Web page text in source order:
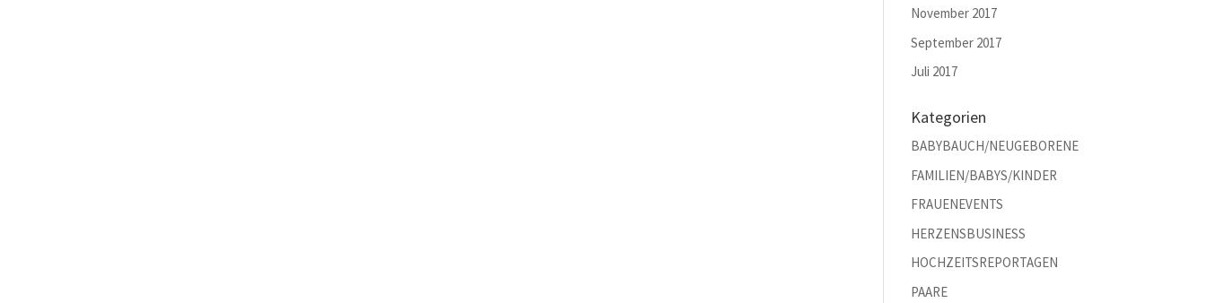
November 2017
September 2017
Juli 2017
Kategorien
BABYBAUCH/NEUGEBORENE
FAMILIEN/BABYS/KINDER
FRAUENEVENTS
HERZENSBUSINESS
HOCHZEITSREPORTAGEN
PAARE